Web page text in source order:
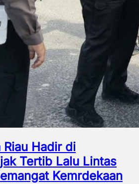
Riau Hadir di
Tertib Lalu Lintas
Kemrdekaan